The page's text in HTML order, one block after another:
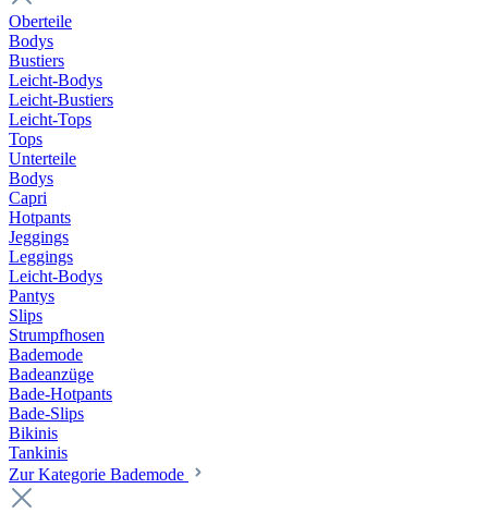
Oberteile
Bodys
Bustiers
Leicht-Bodys
Leicht-Bustiers
Leicht-Tops
Tops
Unterteile
Bodys
Capri
Hotpants
Jeggings
Leggings
Leicht-Bodys
Pantys
Slips
Strumpfhosen
Bademode
Badeanzüge
Bade-Hotpants
Bade-Slips
Bikinis
Tankinis
Zur Kategorie Bademode